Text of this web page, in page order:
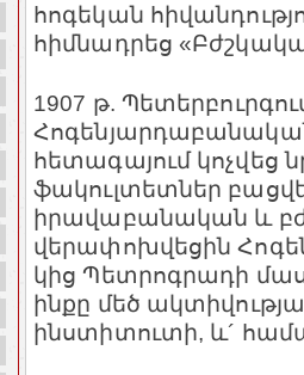
հոգեկան
հիմնադրեց
1907 թ.
հետագայում կոչվեց
ֆակուլտետներ
իրավաբանական և
վերափոխվեցին
կից Պետրոգրադի
ինքը մեծ
ինստիտուտի, և´